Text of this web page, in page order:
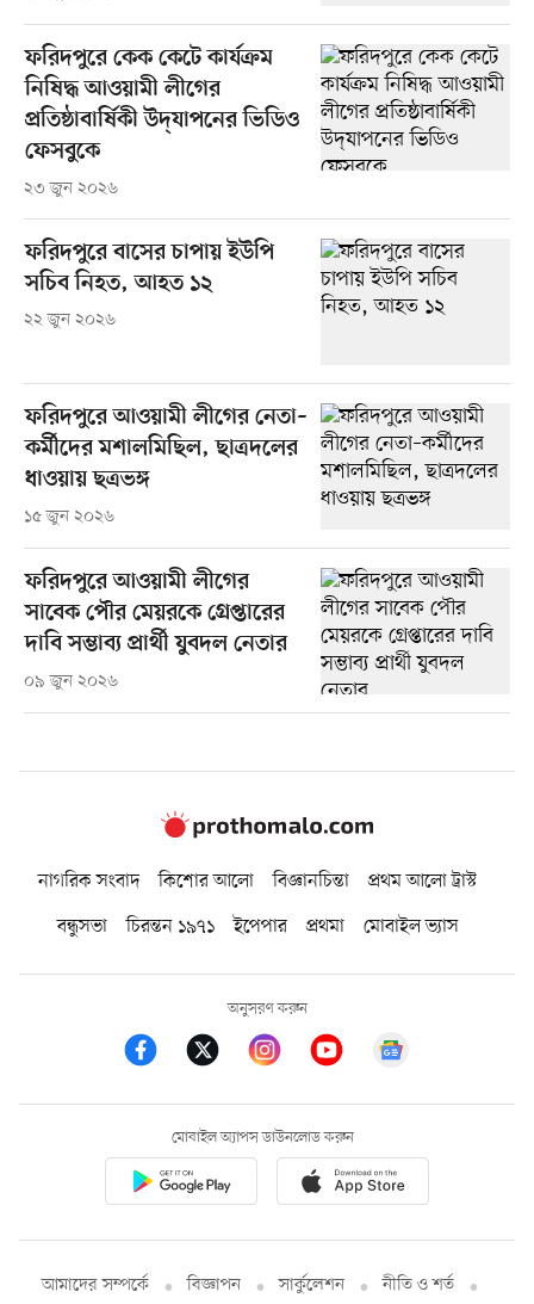
ফরিদপুরে কেক কেটে কার্যক্রম
নিষিদ্ধ আওয়ামী লীগের
প্রতিষ্ঠাবার্ষিকী উদ্‌যাপনের ভিডিও
ফেসবুকে
২৩ জুন ২০২৬
ফরিদপুরে বাসের চাপায় ইউপি
সচিব নিহত, আহত ১২
২২ জুন ২০২৬
ফরিদপুরে আওয়ামী লীগের নেতা–
কর্মীদের মশালমিছিল, ছাত্রদলের
ধাওয়ায় ছত্রভঙ্গ
১৫ জুন ২০২৬
ফরিদপুরে আওয়ামী লীগের
সাবেক পৌর মেয়রকে গ্রেপ্তারের
দাবি সম্ভাব্য প্রার্থী যুবদল নেতার
০৯ জুন ২০২৬
নাগরিক সংবাদ কিশোর আলো বিজ্ঞানচিন্তা
প্রথম আলো ট্রাস্ট
বন্ধুসভা
চিরন্তন ১৯৭১ ইপেপার প্রথমা মোবাইল ভ্যাস
অনুসরণ করুন
মোবাইল অ্যাপস ডাউনলোড করুন
আমাদের সম্পর্কে বিজ্ঞাপন সার্কুলেশন নীতি ও শর্ত